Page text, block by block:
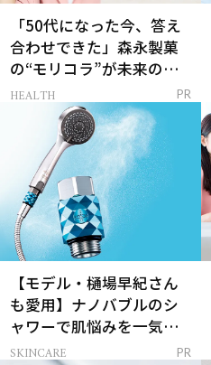
「50代になった今、答え
合わせできた」森永製菓
の“モリコラ”が未来のキ
レイを連れてくる！
HEALTH PR
【モデル・樋場早紀さん
も愛用】ナノバブルのシ
ャワーで肌悩みを一気に
解決
SKINCARE PR